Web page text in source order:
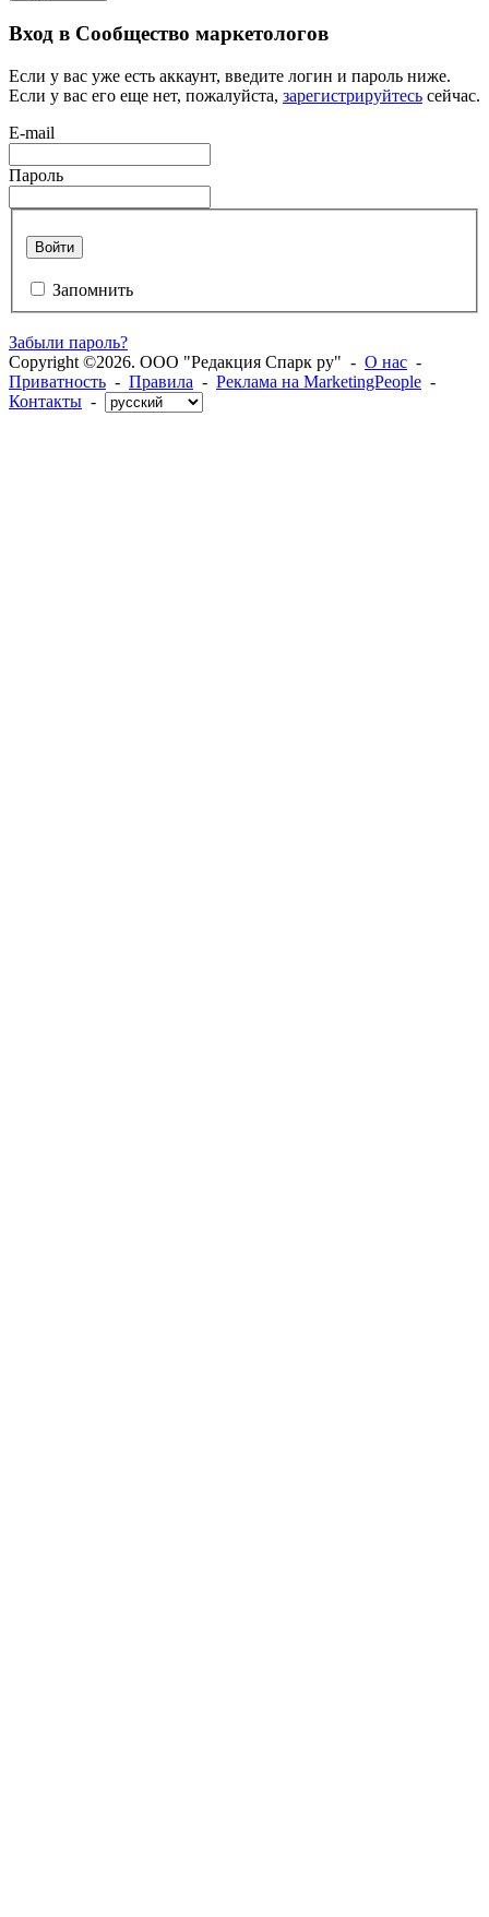
Вход в Сообщество маркетологов
Если у вас уже есть аккаунт, введите логин и пароль ниже.
Если у вас его еще нет, пожалуйста, зарегистрируйтесь сейчас.
E-mail
Пароль
Войти
Запомнить
Забыли пароль?
Copyright ©2026. ООО "Редакция Спарк ру" - О нас -
Приватность - Правила - Реклама на MarketingPeople -
Контакты -